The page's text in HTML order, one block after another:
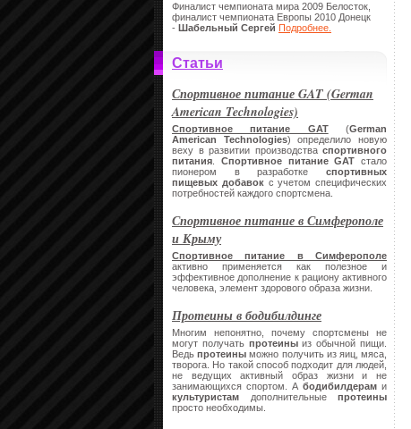
Финалист чемпионата мира 2009 Белосток,
финалист чемпионата Европы 2010 Донецк
- Шабельный Сергей Подробнее.
Статьи
Спортивное питание GAT (German
American Technologies)
Спортивное питание GAT(German
American Technologies) определило новую
веху в развитии производства спортивного
питания
Спортивное питание GAT стало
пионером в разработке спортивных
пищевых добавокс учетом специфических
потребностей каждого спортсмена.
Спортивное питание в Симферополе
и Крыму
Спортивное питание в Симферополе
активно применяется как полезное и
эффективное дополнение к рациону активного
человека, элемент здорового образа жизни.
Протеины в бодибилдинге
Многим непонятно, почему спортсмены не
могут получать протеиныиз обычной пищи.
Ведьпротеины можно получить из яиц, мяса,
творога. Но такой способ подходит для людей,
не ведущих активный образ жизни и не
занимающихся спортом. А бодибилдерам и
культуристам дополнительные протеины
просто необходимы.